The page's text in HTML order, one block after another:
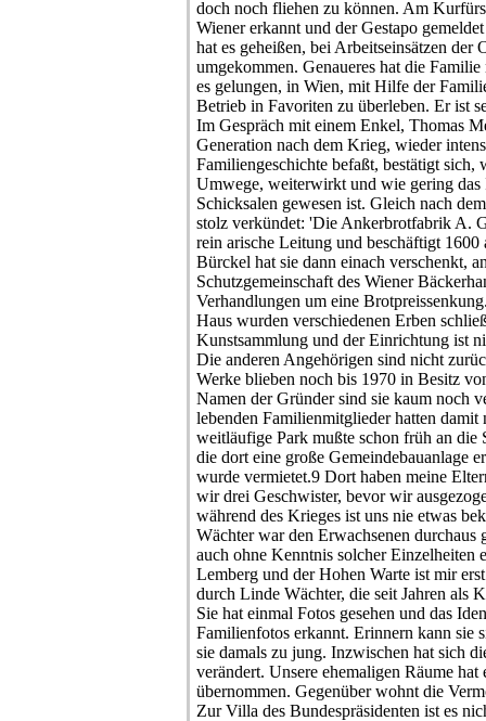
doch noch fliehen zu können. Am
Wiener erkannt und der Gestapo
hat es geheißen, bei Arbeitseinsätzen der
umgekommen. Genaueres hat die
es gelungen, in Wien, mit Hilfe der
Betrieb in Favoriten zu überleben. Er ist
Im Gespräch mit einem Enkel, Thomas
Generation nach dem Krieg, wieder
Familiengeschichte befaßt, bestätigt sich,
Umwege, weiterwirkt und wie gering das
Schicksalen gewesen ist. Gleich nach
stolz verkündet: 'Die Ankerbrotfabrik A.
rein arische Leitung und beschäftigt
Bürckel hat sie dann einach verschenkt,
Schutzgemeinschaft des Wiener
Verhandlungen um eine
Haus wurden verschiedenen Erben
Kunstsammlung und der Einrichtung ist
Die anderen Angehörigen sind nicht
Werke blieben noch bis 1970 in Besitz
Namen der Gründer sind sie kaum noch
lebenden Familienmitglieder hatten damit
weitläufige Park mußte schon früh an die
die dort eine große Gemeindebauanlage
wurde vermietet.9 Dort haben meine
wir drei Geschwister, bevor wir
während des Krieges ist uns nie etwas
Wächter war den Erwachsenen
auch ohne Kenntnis solcher Einzelheiten
Lemberg und der Hohen Warte ist mir
durch Linde Wächter, die seit Jahren als
Sie hat einmal Fotos gesehen und das
Familienfotos erkannt. Erinnern kann sie
sie damals zu jung. Inzwischen hat sich
verändert. Unsere ehemaligen Räume hat
übernommen. Gegenüber wohnt die
Zur Villa des Bundespräsidenten ist es